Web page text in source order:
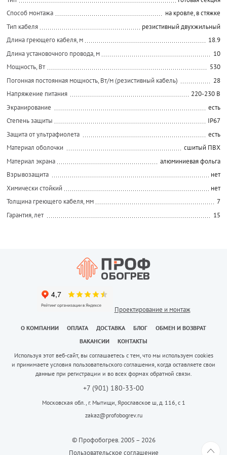
Способ монтажа
на кровле, в стяжке
Тип кабеля
резистивный двухжильный
Длина греющего кабеля, м
18.9
Длина установочного провода, м
10
Мощность, Вт
530
Погонная постоянная мощность, Вт/м (резистивный кабель)
28
Напряжение питания
220-230 В
Экранирование
есть
Степень защиты
IP67
Защита от ультрафиолета
есть
Материал оболочки
сшитый ПВХ
Материал экрана
алюминиевая фольга
Взрывозащита
нет
Химически стойкий
нет
Толщина греющего кабеля, мм
7
Гарантия, лет
15
Проектирование и монтаж
О КОМПАНИИ ОПЛАТА ДОСТАВКА БЛОГ
ОБМЕН И ВОЗВРАТ
ВАКАНСИИ
КОНТАКТЫ
Используя этот веб-сайт, вы соглашаетесь с тем, что мы используем cookies
и принимаете условия пользовательского соглашения, когда оставляете свои
данные при регистрации и во всех формах обратной связи.
+7 (901) 180-33-00
Московская обл., г. Мытищи, Ярославское ш, д. 116, с 1
zakaz@profobogrev.ru
© Профобогрев. 2005 – 2026
Пользовательское соглашение